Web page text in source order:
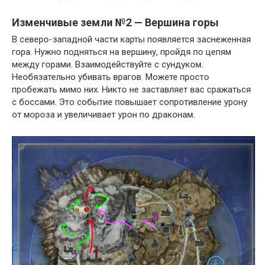
Изменчивые земли №2 — Вершина горы
В северо-западной части карты появляется заснеженная
гора. Нужно подняться на вершину, пройдя по цепям
между горами. Взаимодействуйте с сундуком.
Необязательно убивать врагов. Можете просто
пробежать мимо них. Никто не заставляет вас сражаться
с боссами. Это событие повышает сопротивление урону
от мороза и увеличивает урон по драконам.